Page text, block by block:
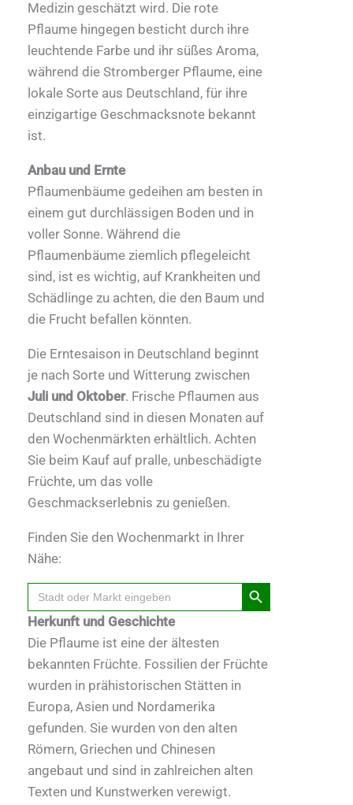
Medizin geschätzt wird. Die rote
Pflaume hingegen besticht durch ihre
leuchtende Farbe und ihr süßes Aroma,
während die Stromberger Pflaume, eine
lokale Sorte aus Deutschland, für ihre
einzigartige Geschmacksnote bekannt
ist.
Anbau und Ernte
Pflaumenbäume gedeihen am besten in
einem gut durchlässigen Boden und in
voller Sonne. Während die
Pflaumenbäume ziemlich pflegeleicht
sind, ist es wichtig, auf Krankheiten und
Schädlinge zu achten, die den Baum und
die Frucht befallen könnten.
Die Erntesaison in Deutschland beginnt
je nach Sorte und Witterung zwischen
Juli und Oktober. Frische Pflaumen aus
Deutschland sind in diesen Monaten auf
den Wochenmärkten erhältlich. Achten
Sie beim Kauf auf pralle, unbeschädigte
Früchte, um das volle
Geschmackserlebnis zu genießen.
Finden Sie den Wochenmarkt in Ihrer
Nähe:
Search
for:
Search Button
Herkunft und Geschichte
Die Pflaume ist eine der ältesten
bekannten Früchte. Fossilien der Früchte
wurden in prähistorischen Stätten in
Europa, Asien und Nordamerika
gefunden. Sie wurden von den alten
Römern, Griechen und Chinesen
angebaut und sind in zahlreichen alten
Texten und Kunstwerken verewigt.